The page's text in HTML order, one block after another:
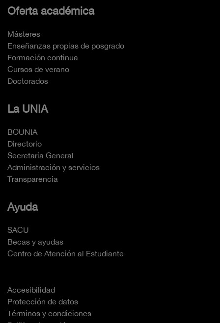
Oferta académica
Másteres
Enseñanzas propias de posgrado
Formación continua
Cursos de verano
Doctorados
La UNIA
BOUNIA
Directorio
Secretaría General
Administración y servicios
Transparencia
Ayuda
SACU
Becas y ayudas
Centro de Atención al Estudiante
Accesibilidad
Protección de datos
Términos y condiciones